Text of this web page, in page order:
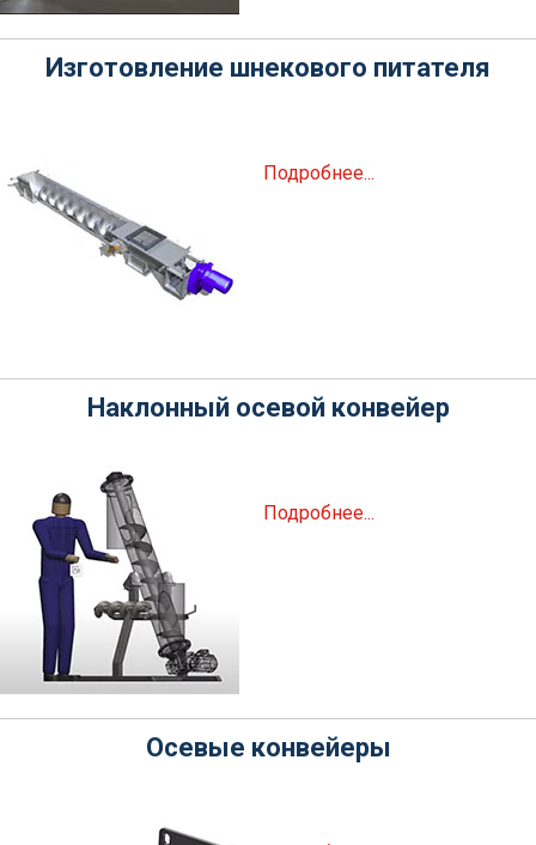
Изготовление шнекового питателя
Подробнее...
Наклонный осевой конвейер
Подробнее...
Осевые конвейеры